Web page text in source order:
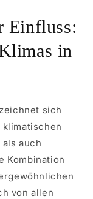
Einfluss:
in
sich
auch
Kombination
von allen